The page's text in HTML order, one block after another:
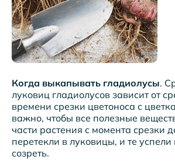
Когда выкапывать гладиолусы.
луковиц гладиолусов зависит от
времени срезки цветоноса с
важно, чтобы все полезные
части растения с момента срезки
перетекли в луковицы, и те успели
созреть.